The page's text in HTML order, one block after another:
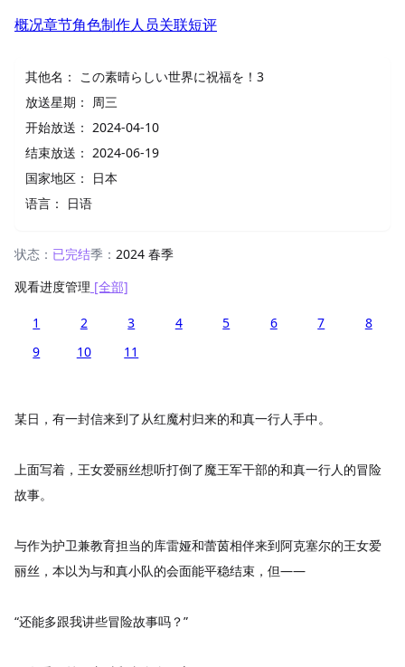
概况章节角色制作人员关联短评
其他名： この素晴らしい世界に祝福を！3
放送星期： 周三
开始放送： 2024-04-10
结束放送： 2024-06-19
国家地区：
日本
语言：
日语
状态： 已完结季： 2024 春季
观看进度管理 [全部]
1 2 3 4 5 6 7
8
9
10 11
某日，有一封信来到了从红魔村归来的和真一行人手中。
上面写着，王女爱丽丝想听打倒了魔王军干部的和真一行人的冒险
故事。
与作为护卫兼教育担当的库雷娅和蕾茵相伴来到阿克塞尔的王女爱
丽丝，本以为与和真小队的会面能平稳结束，但——
“还能多跟我讲些冒险故事吗？”